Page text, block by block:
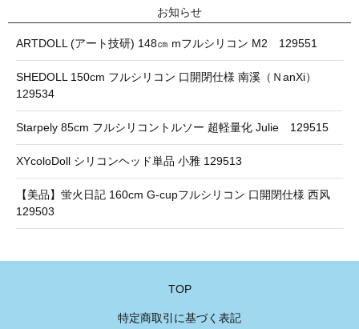
お知らせ
ARTDOLL (アート技研) 148㎝ mフルシリコン M2 129551
SHEDOLL 150cm フルシリコン 口開閉仕様 南溪（ＮanXi）
129534
Starpely 85cm フルシリコントルソー 超軽量化 Julie 129515
XYcoloDoll シリコンヘッド単品 小雅 129513
【美品】蛍火日記 160cm G-cupフルシリコン 口開閉仕様 西风
129503
TOP
特定商取引に基づく表記